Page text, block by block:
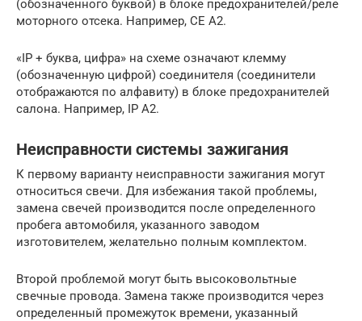
(обозначенного буквой) в блоке предохранителей/реле
моторного отсека. Например, CE A2.
«IP + буква, цифра» на схеме означают клемму
(обозначенную цифрой) соединителя (соединители
отображаются по алфавиту) в блоке предохранителей
салона. Например, IP A2.
Неисправности системы зажигания
К первому варианту неисправности зажигания могут
относиться свечи. Для избежания такой проблемы,
замена свечей производится после определенного
пробега автомобиля, указанного заводом
изготовителем, желательно полным комплектом.
Второй проблемой могут быть высоковольтные
свечные провода. Замена также производится через
определенный промежуток времени, указанный